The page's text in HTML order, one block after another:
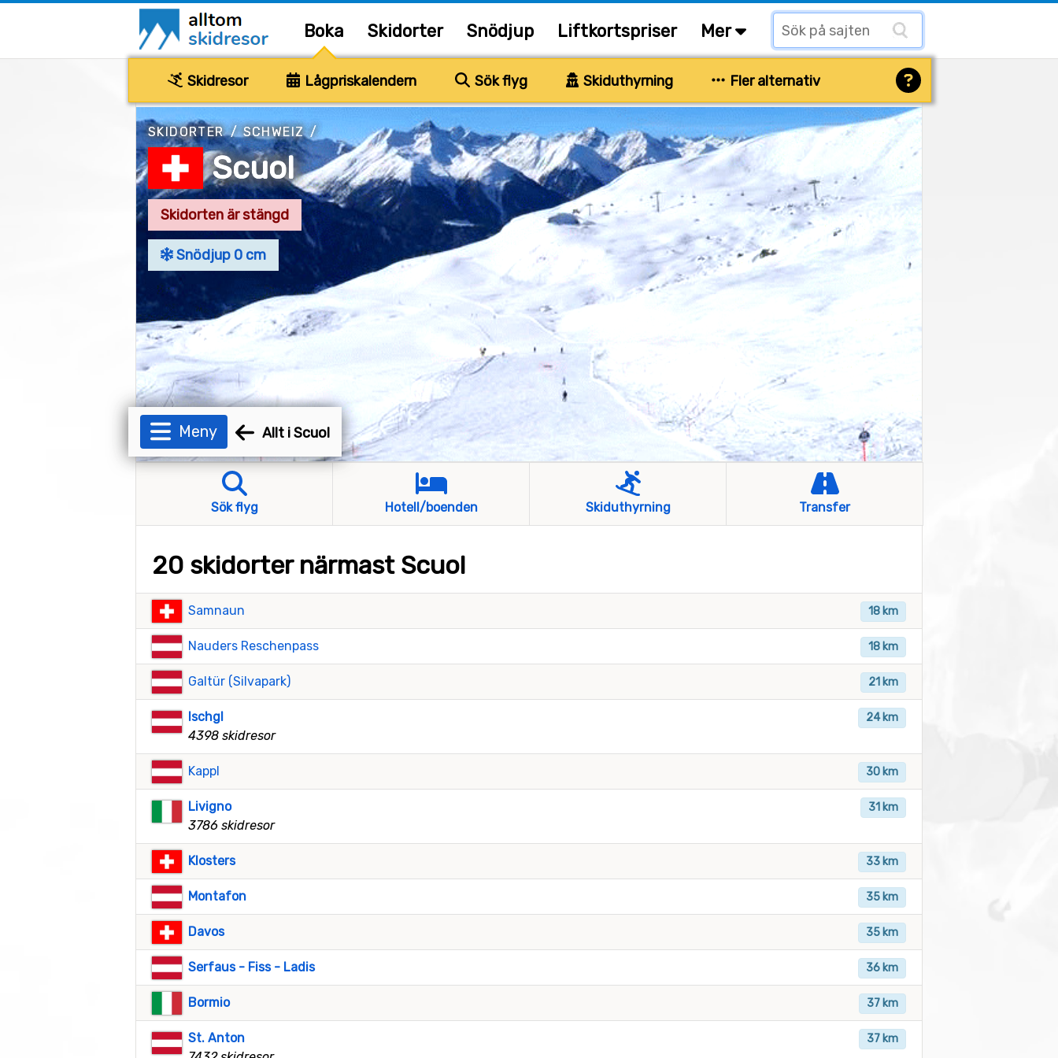
Boka Skidorter Snödjup Liftkortspriser Mer
Skidresor Lågpriskalendern Sök flyg Skiduthyrning Fler alternativ
SKIDORTER/SCHWEIZ/
Scuol
Skidorten är stängd
Snödjup 0 cm
Meny Allt i Scuol
Sök flyg Hotell/boenden Skiduthyrning Transfer
20 skidorter närmast Scuol
18 km
Samnaun
18 km
Nauders Reschenpass
21 km
Galtür (Silvapark)
24 km
Ischgl
4398 skidresor
30 km
Kappl
31 km
Livigno
3786 skidresor
33 km
Klosters
35 km
Montafon
35 km
Davos
36 km
Serfaus - Fiss - Ladis
37 km
Bormio
37 km
St. Anton